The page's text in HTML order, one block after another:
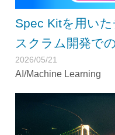
Spec Kitを用い
スクラム開発で
2026/05/21
AI/Machine Learning